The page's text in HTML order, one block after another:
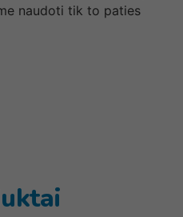
naudoti tik to paties